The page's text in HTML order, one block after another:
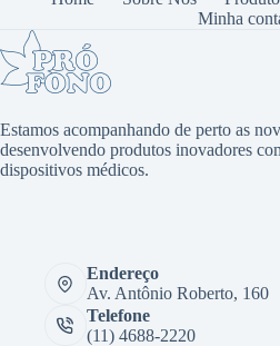
Minha
Estamos acompanhando de perto as
desenvolvendo produtos inovadores
dispositivos médicos.
Endereço
Av. Antônio Roberto, 160
Telefone
(11) 4688-2220